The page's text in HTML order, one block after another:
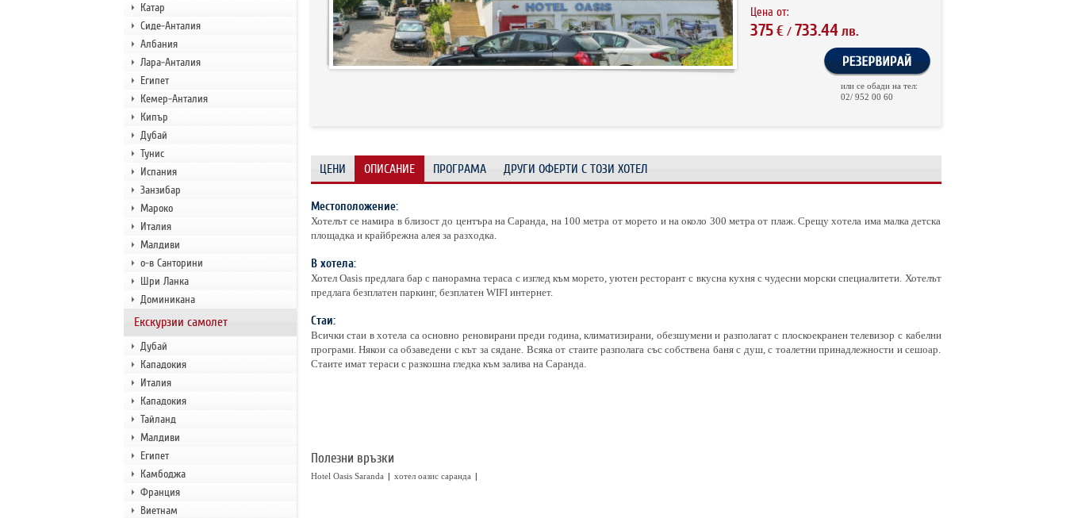
Катар
Сиде-Анталия
Албания
Лара-Анталия
Египет
Кемер-Анталия
Кипър
Дубай
Тунис
Испания
Занзибар
Мароко
Италия
Малдиви
о-в Санторини
Шри Ланка
Доминикана
Екскурзии самолет
Дубай
Кападокия
Италия
Кападокия
Тайланд
Малдиви
Египет
Камбоджа
Франция
Виетнам
Цена от:
375 €/ 733.44 лв.
или се обади на тел:
02/ 952 00 60
ЦЕНИ ОПИСАНИЕ ПРОГРАМА ДРУГИ ОФЕРТИ С ТОЗИ ХОТЕЛ
Местоположение:
Хотелът се намира в близост до центъра на Саранда, на 100 метра от морето и на около 300 метра от плаж. Срещу хотела има малка детска
площадка и крайбрежна алея за разходка.
В хотела:
Хотел Oasis предлага бар с панорамна тераса с изглед към морето, уютен ресторант с вкусна кухня с чудесни морски специалитети. Хотелът
предлага безплатен паркинг, безплатен WIFI интернет.
Стаи:
Всички стаи в хотела са основно реновирани преди година, климатизирани, обезшумени и разполагат с плоскоекранен телевизор с кабелни
програми. Някои са обзаведени с кът за сядане. Всяка от стаите разполага със собствена баня с душ, с тоалетни принадлежности и сешоар.
Стаите имат тераси с разкошна гледка към залива на Саранда.
Полезни връзки
Hotel Oasis Saranda | хотел оазис саранда |